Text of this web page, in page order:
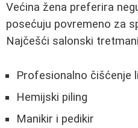
Većina žena preferira
posećuju povremeno za
Najčešći salonski
Profesionalno čišćenje
Hemijski piling
Manikir i pedikir